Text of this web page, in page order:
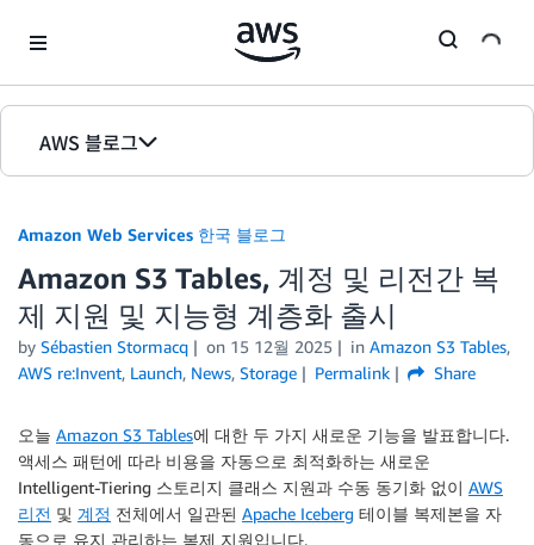
AWS 블로그
홈
에디션
Amazon Web Services 한국 블로그
Amazon S3 Tables, 계정 및 리전간 복
제 지원 및 지능형 계층화 출시
by Sébastien Stormacq on 15 12월 2025 in Amazon S3 Tables,
AWS re:Invent, Launch, News, Storage Permalink Share
오늘 Amazon S3 Tables에 대한 두 가지 새로운 기능을 발표합니다.
액세스 패턴에 따라 비용을 자동으로 최적화하는 새로운
Intelligent-Tiering 스토리지 클래스 지원과 수동 동기화 없이 AWS
리전 및 계정 전체에서 일관된 Apache Iceberg 테이블 복제본을 자
동으로 유지 관리하는 복제 지원입니다.